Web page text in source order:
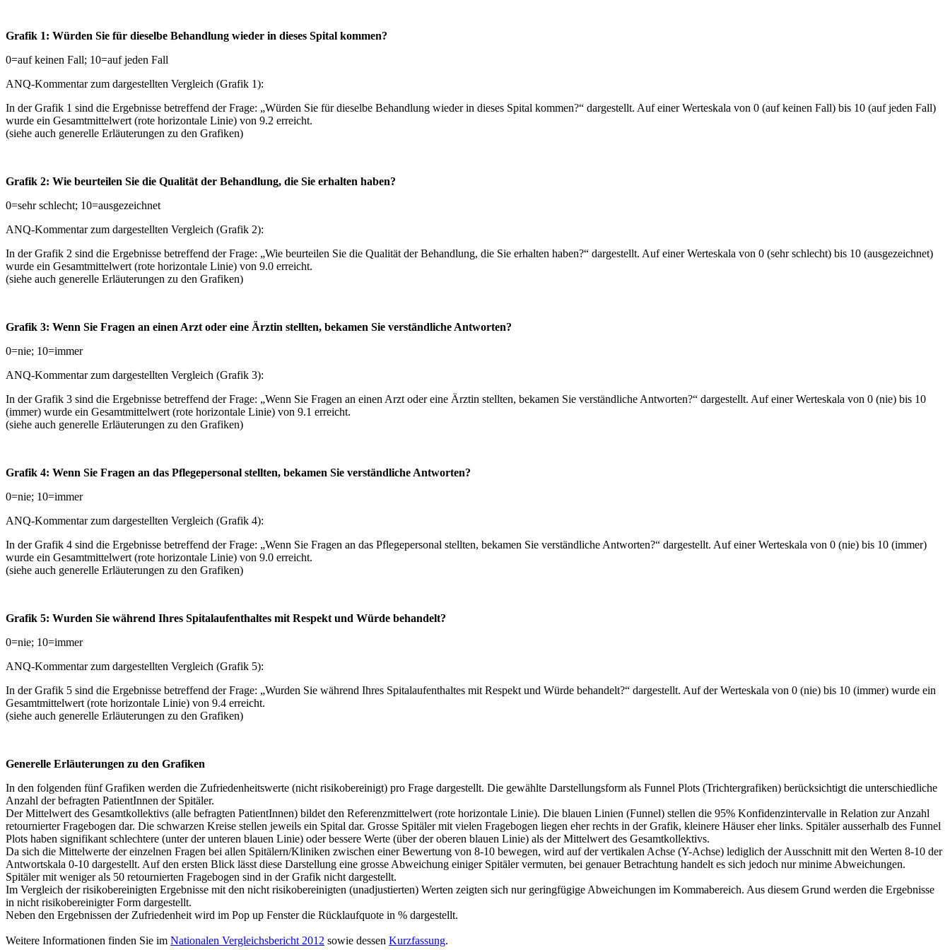
Grafik 1: Würden Sie für dieselbe Behandlung wieder in dieses Spital kommen?
0=auf keinen Fall; 10=auf jeden Fall
ANQ-Kommentar zum dargestellten Vergleich (Grafik 1):
In der Grafik 1 sind die Ergebnisse betreffend der Frage: „Würden Sie für dieselbe Behandlung wieder in dieses Spital kommen?“ dargestellt. Auf einer Werteskala von 0 (auf keinen Fall) bis 10 (auf jeden Fall)
wurde ein Gesamtmittelwert (rote horizontale Linie) von 9.2 erreicht.
(siehe auch generelle Erläuterungen zu den Grafiken)
Grafik 2: Wie beurteilen Sie die Qualität der Behandlung, die Sie erhalten haben?
0=sehr schlecht; 10=ausgezeichnet
ANQ-Kommentar zum dargestellten Vergleich (Grafik 2):
In der Grafik 2 sind die Ergebnisse betreffend der Frage: „Wie beurteilen Sie die Qualität der Behandlung, die Sie erhalten haben?“ dargestellt. Auf einer Werteskala von 0 (sehr schlecht) bis 10 (ausgezeichnet)
wurde ein Gesamtmittelwert (rote horizontale Linie) von 9.0 erreicht.
(siehe auch generelle Erläuterungen zu den Grafiken)
Grafik 3: Wenn Sie Fragen an einen Arzt oder eine Ärztin stellten, bekamen Sie verständliche Antworten?
0=nie; 10=immer
ANQ-Kommentar zum dargestellten Vergleich (Grafik 3):
In der Grafik 3 sind die Ergebnisse betreffend der Frage: „Wenn Sie Fragen an einen Arzt oder eine Ärztin stellten, bekamen Sie verständliche Antworten?“ dargestellt. Auf einer Werteskala von 0 (nie) bis 10
(immer) wurde ein Gesamtmittelwert (rote horizontale Linie) von 9.1 erreicht.
(siehe auch generelle Erläuterungen zu den Grafiken)
Grafik 4: Wenn Sie Fragen an das Pflegepersonal stellten, bekamen Sie verständliche Antworten?
0=nie; 10=immer
ANQ-Kommentar zum dargestellten Vergleich (Grafik 4):
In der Grafik 4 sind die Ergebnisse betreffend der Frage: „Wenn Sie Fragen an das Pflegepersonal stellten, bekamen Sie verständliche Antworten?“ dargestellt. Auf einer Werteskala von 0 (nie) bis 10 (immer)
wurde ein Gesamtmittelwert (rote horizontale Linie) von 9.0 erreicht.
(siehe auch generelle Erläuterungen zu den Grafiken)
Grafik 5: Wurden Sie während Ihres Spitalaufenthaltes mit Respekt und Würde behandelt?
0=nie; 10=immer
ANQ-Kommentar zum dargestellten Vergleich (Grafik 5):
In der Grafik 5 sind die Ergebnisse betreffend der Frage: „Wurden Sie während Ihres Spitalaufenthaltes mit Respekt und Würde behandelt?“ dargestellt. Auf der Werteskala von 0 (nie) bis 10 (immer) wurde ein
Gesamtmittelwert (rote horizontale Linie) von 9.4 erreicht.
(siehe auch generelle Erläuterungen zu den Grafiken)
Generelle Erläuterungen zu den Grafiken
In den folgenden fünf Grafiken werden die Zufriedenheitswerte (nicht risikobereinigt) pro Frage dargestellt. Die gewählte Darstellungsform als Funnel Plots (Trichtergrafiken) berücksichtigt die unterschiedliche
Anzahl der befragten PatientInnen der Spitäler.
Der Mittelwert des Gesamtkollektivs (alle befragten PatientInnen) bildet den Referenzmittelwert (rote horizontale Linie). Die blauen Linien (Funnel) stellen die 95% Konfidenzintervalle in Relation zur Anzahl
retournierter Fragebogen dar. Die schwarzen Kreise stellen jeweils ein Spital dar. Grosse Spitäler mit vielen Fragebogen liegen eher rechts in der Grafik, kleinere Häuser eher links. Spitäler ausserhalb des Funnel
Plots haben signifikant schlechtere (unter der unteren blauen Linie) oder bessere Werte (über der oberen blauen Linie) als der Mittelwert des Gesamtkollektivs.
Da sich die Mittelwerte der einzelnen Fragen bei allen Spitälern/Kliniken zwischen einer Bewertung von 8-10 bewegen, wird auf der vertikalen Achse (Y-Achse) lediglich der Ausschnitt mit den Werten 8-10 der
Antwortskala 0-10 dargestellt. Auf den ersten Blick lässt diese Darstellung eine grosse Abweichung einiger Spitäler vermuten, bei genauer Betrachtung handelt es sich jedoch nur minime Abweichungen.
Spitäler mit weniger als 50 retournierten Fragebogen sind in der Grafik nicht dargestellt.
Im Vergleich der risikobereinigten Ergebnisse mit den nicht risikobereinigten (unadjustierten) Werten zeigten sich nur geringfügige Abweichungen im Kommabereich. Aus diesem Grund werden die Ergebnisse
in nicht risikobereinigter Form dargestellt.
Neben den Ergebnissen der Zufriedenheit wird im Pop up Fenster die Rücklaufquote in % dargestellt.
Weitere Informationen finden Sie im Nationalen Vergleichsbericht 2012 sowie dessen Kurzfassung.